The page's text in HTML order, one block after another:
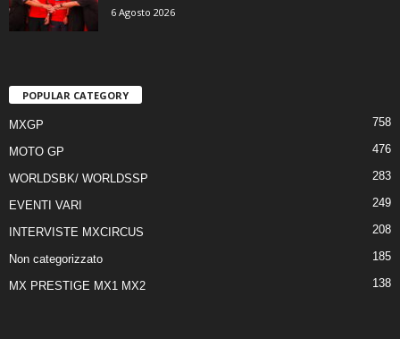
6 Agosto 2026
POPULAR CATEGORY
MXGP 758
MOTO GP 476
WORLDSBK/ WORLDSSP 283
EVENTI VARI 249
INTERVISTE MXCIRCUS 208
Non categorizzato 185
MX PRESTIGE MX1 MX2 138